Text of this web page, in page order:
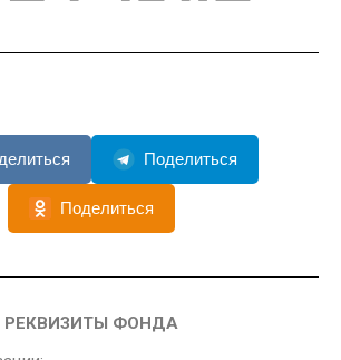
Поделиться
Поделиться
РЕКВИЗИТЫ ФОНДА